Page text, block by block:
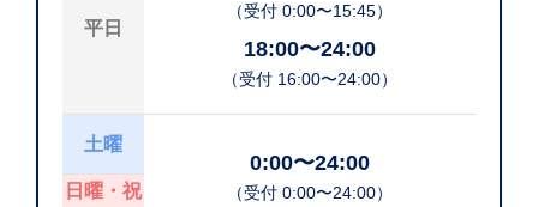
平日
（受付 0:00〜15:45）
18:00〜24:00
（受付 16:00〜24:00）
土曜
0:00〜24:00
（受付 0:00〜24:00）
日曜・祝